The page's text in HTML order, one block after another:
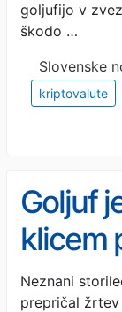
goljufijo v
škodo …
Slovenske
kriptovalute
Goljuf
klicem
evrov
Neznani
prepričal